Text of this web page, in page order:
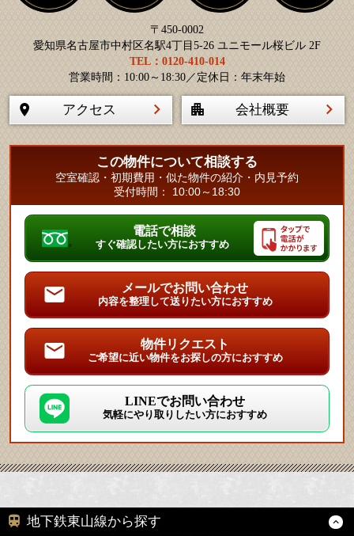
〒450-0002
愛知県名古屋市中村区名駅4丁目5-26 ユニモール桜ビル 2F
TEL：0120-410-014
営業時間：10:00～18:30／定休日：年末年始
アクセス 会社概要
この物件について相談する
空室確認・初期費用・似た物件の紹介・内見予約
受付時間： 10:00～18:30
電話で相談
すぐ確認したい方におすすめ
メールでお問い合わせ
内容を整理して送りたい方におすすめ
物件リクエスト
ご希望に近い物件をお探しの方におすすめ
LINEでお問い合わせ
気軽にやり取りしたい方におすすめ
地下鉄東山線から探す